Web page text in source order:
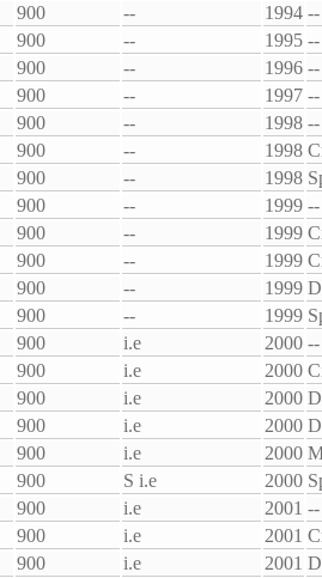
900 -- 1994 --
900 -- 1995 --
900 -- 1996 --
900 -- 1997 --
900 -- 1998 --
900 -- 1998
900 -- 1998
900 -- 1999 --
900 -- 1999
900 -- 1999
900 -- 1999
900 -- 1999
900 i.e 2000 --
900 i.e 2000
900 i.e 2000
900 i.e 2000
900 i.e 2000
900 S i.e 2000
900 i.e 2001 --
900 i.e 2001
900 i.e 2001